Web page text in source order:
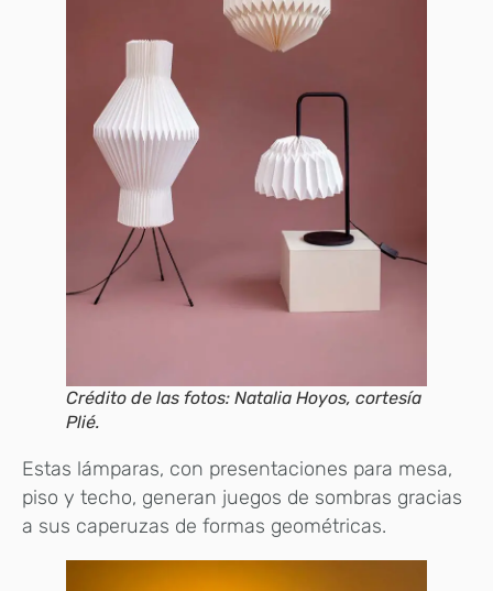
Crédito de las fotos: Natalia Hoyos, cortesía
Plié.
Estas lámparas, con presentaciones para mesa,
piso y techo, generan juegos de sombras gracias
a sus caperuzas de formas geométricas.